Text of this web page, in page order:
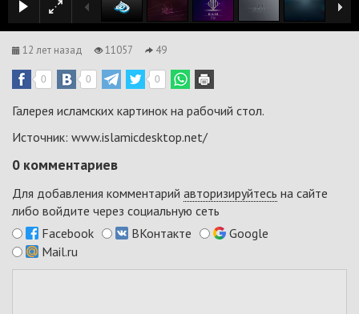
12 лет назад 11057 49
0 0 0
Галерея исламских картинок на рабочий стол.
Источник: www.islamicdesktop.net/
0 комментариев
Для добавления комментарий авторизируйтесь на сайте
либо войдите через социальную сеть
Facebook
ВКонтакте
Google
Mail.ru